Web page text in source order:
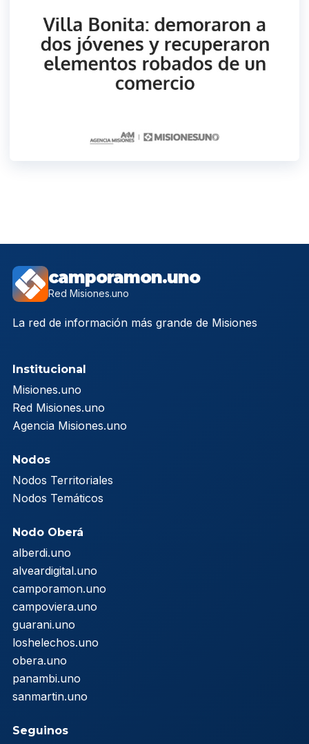
camporamon.uno
Red Misiones.uno
La red de información más grande de Misiones
Institucional
Misiones.uno
Red Misiones.uno
Agencia Misiones.uno
Nodos
Nodos Territoriales
Nodos Temáticos
Nodo Oberá
alberdi.uno
alveardigital.uno
camporamon.uno
campoviera.uno
guarani.uno
loshelechos.uno
obera.uno
panambi.uno
sanmartin.uno
Seguinos